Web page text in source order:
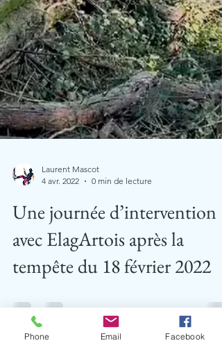
4 avr. 2022
0 min de lecture
Une journée d’intervention
avec ElagArtois après la
Phone Email Facebook